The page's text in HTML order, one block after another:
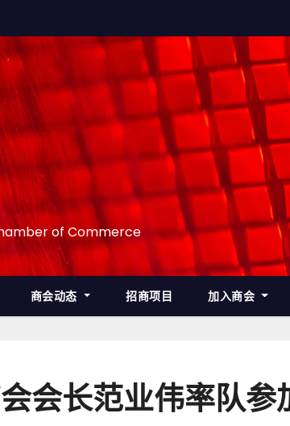
of Commerce
商会动态 招商项目 加入商会
会长范业伟率队